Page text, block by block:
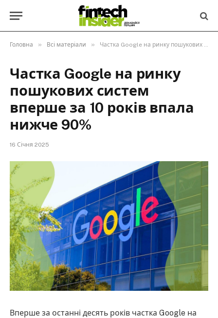
Головна » Всі матеріали » Частка Google на ринку пошукових систем вперше за 10 років впала нижче 90%
Частка Google на ринку
пошукових систем
вперше за 10 років впала
нижче 90%
16 Січня 2025
Вперше за останні десять років частка Google на